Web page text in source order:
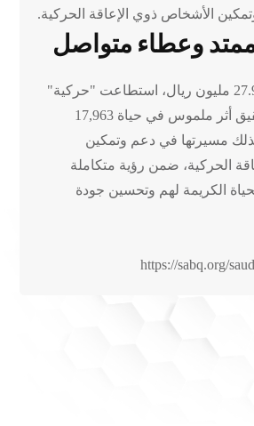
الأشخاص ذوي الإعاقة الحركية.
ممتد وعطاء متواصل
وبميزانية تجاوزت 27.9 مليون ريال، استطاعت "حركية"
خلال عام 2024 تحقيق أثر ملموس في حياة 17,963
مسيرتها في دعم وتمكين
الحركية، ضمن رؤية متكاملة
الكريمة لهم وتحسين جودة